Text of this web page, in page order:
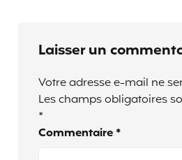
Laisser un
Votre adresse e-mail ne
Les champs obligatoires
*
Commentaire *